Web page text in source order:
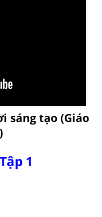
sáng tạo (Giáo
1